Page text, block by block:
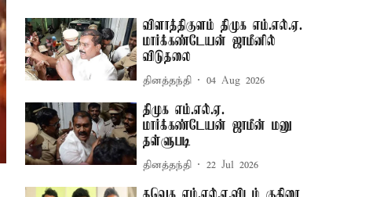
விளாத்திகுளம் திமுக எம்.எல்.ஏ.
மார்க்கண்டேயன் ஜாமீனில்
விடுதலை
தினத்தந்தி 04 Aug 2026
திமுக எம்.எல்.ஏ.
மார்க்கண்டேயன் ஜாமீன் மனு
தள்ளுபடி
தினத்தந்தி 22 Jul 2026